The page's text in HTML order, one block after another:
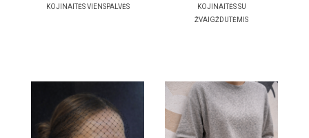
KOJINAITĖS VIENSPALVĖS
KOJINAITĖS SU
ŽVAIGŽDUTĖMIS